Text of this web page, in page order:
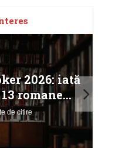
2026: iată
romane...
de citire